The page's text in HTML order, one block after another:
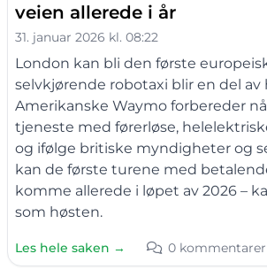
veien allerede i år
31. januar 2026 kl. 08:22
London kan bli den første
selvkjørende robotaxi blir en del av
Amerikanske Waymo forbereder
tjeneste med førerløse,
og ifølge britiske myndigheter og
kan de første turene med
komme allerede i løpet av 2026 –
som høsten.
Les hele saken → 0 kommentarer